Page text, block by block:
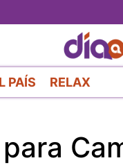
PAÍS RELAX